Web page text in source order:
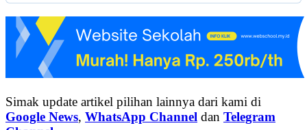
Simak update artikel pilihan lainnya dari kami di
Google News, WhatsApp Channel dan Telegram